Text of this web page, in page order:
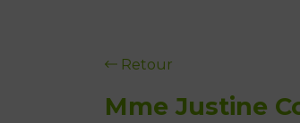
Retour
Mme Justine